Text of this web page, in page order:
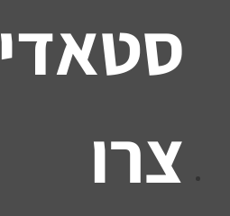
סטאדי
צרו